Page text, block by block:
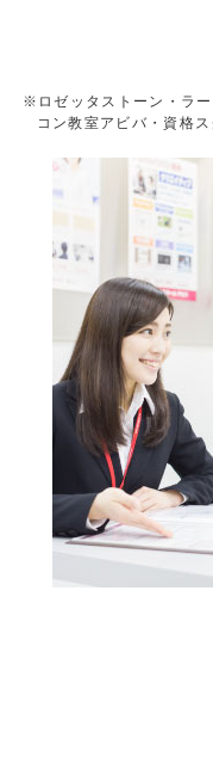
※ロゼッタストーン・ラ
コン教室アビバ・資格